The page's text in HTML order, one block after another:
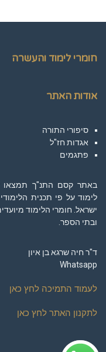
חומרי לימוד והעשרה
אודות האתר
סיפורי התורה
אגדות חז"ל
פתגמים
באתר קסם התנ"ך תמצאו
לימוד על פי תכנית
ישראל. חומרי הלימוד
ובתי הספר.
ד"ר חיה שרגא בן איון
Whatsapp
לעמוד התמיכה לחץ כאן
לתקנון האתר לחץ כאן